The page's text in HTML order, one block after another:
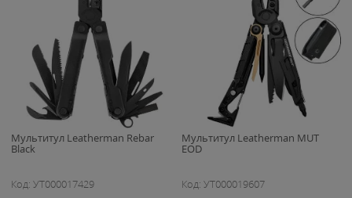
Мультитул Leatherman Rebar
Black
Код: УТ000017429
Мультитул Leatherman MUT
EOD
Код: УТ000019607